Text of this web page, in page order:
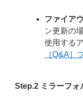
ファイア
ン更新の
使用する
［Q&A］
Step.2 ミラーフォ